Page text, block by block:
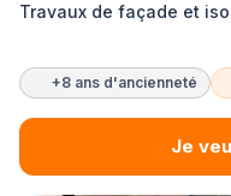
Travaux de façade et
+8 ans d'ancienneté
Je